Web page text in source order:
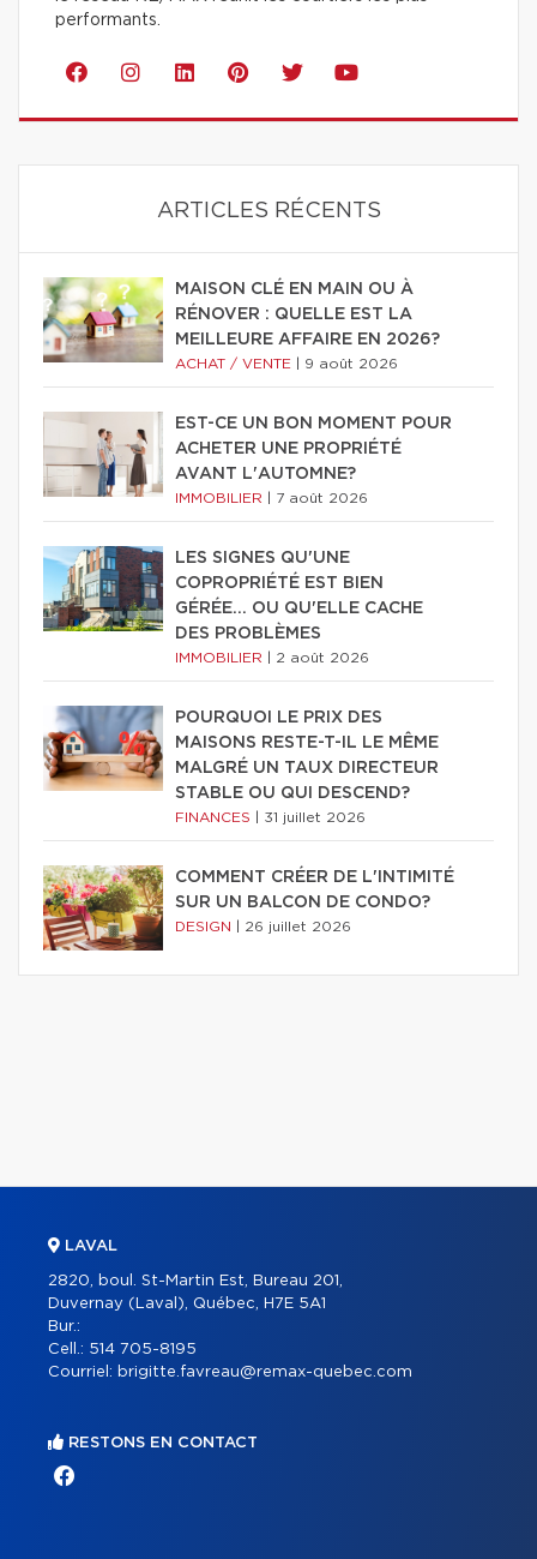
performants.
ARTICLES RÉCENTS
MAISON CLÉ EN MAIN OU À
RÉNOVER : QUELLE EST LA
MEILLEURE AFFAIRE EN 2026?
ACHAT / VENTE 9 août 2026
EST-CE UN BON MOMENT POUR
ACHETER UNE PROPRIÉTÉ
AVANT L'AUTOMNE?
IMMOBILIER 7 août 2026
LES SIGNES QU'UNE
COPROPRIÉTÉ EST BIEN
GÉRÉE… OU QU'ELLE CACHE
DES PROBLÈMES
IMMOBILIER 2 août 2026
POURQUOI LE PRIX DES
MAISONS RESTE-T-IL LE MÊME
MALGRÉ UN TAUX DIRECTEUR
STABLE OU QUI DESCEND?
FINANCES 31 juillet 2026
COMMENT CRÉER DE L'INTIMITÉ
SUR UN BALCON DE CONDO?
DESIGN 26 juillet 2026
LAVAL
2820, boul. St-Martin Est, Bureau 201,
Duvernay (Laval), Québec, H7E 5A1
Bur.:
Cell.: 514 705-8195
Courriel: brigitte.favreau@remax-quebec.com
RESTONS EN CONTACT